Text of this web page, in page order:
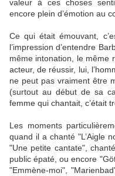
valeur à ces choses
encore plein d’émotion au
Ce qui était émouvant,
l’impression d’entendre
même intonation, le même
acteur, de réussir, lui,
ne peut pas vraiment être
(surtout au début de sa
femme qui chantait, c’était
Les moments
quand il a chanté "L’Aigle
"Une petite cantate",
public épaté, ou encore
"Emmène-moi",